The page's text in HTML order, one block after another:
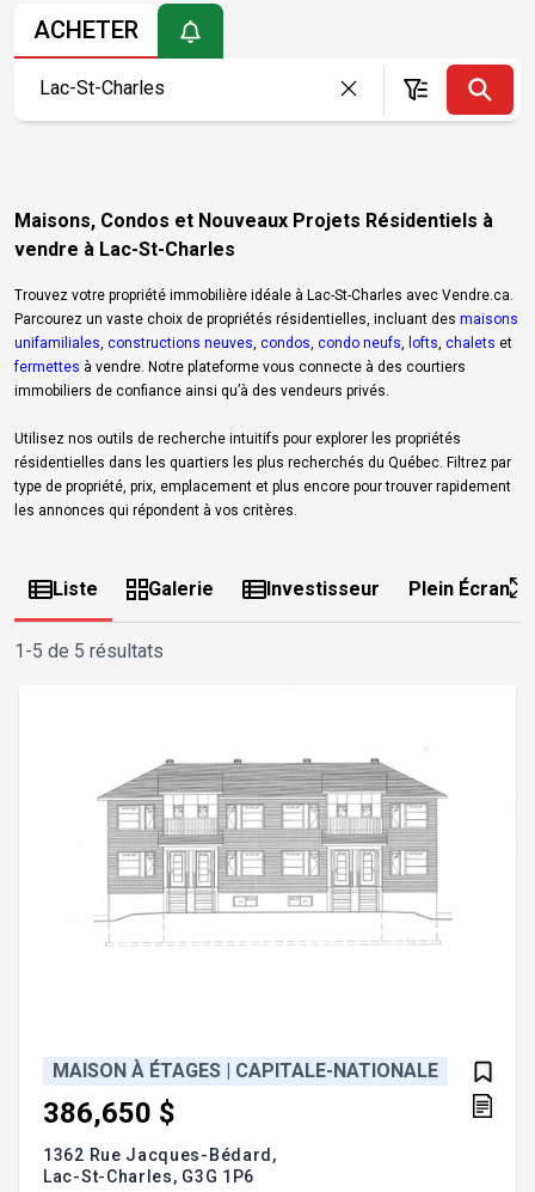
ACHETER
Maisons, Condos et Nouveaux Projets Résidentiels à
vendre à Lac-St-Charles
Trouvez votre propriété immobilière idéale à Lac-St-Charles avec Vendre.ca.
Parcourez un vaste choix de propriétés résidentielles, incluant des maisons
unifamiliales constructions neuves condos condo neufs lofts chalets et
fermettes à vendre. Notre plateforme vous connecte à des courtiers
immobiliers de confiance ainsi qu’à des vendeurs privés.
Utilisez nos outils de recherche intuitifs pour explorer les propriétés
résidentielles dans les quartiers les plus recherchés du Québec. Filtrez par
type de propriété, prix, emplacement et plus encore pour trouver rapidement
les annonces qui répondent à vos critères.
Liste Galerie Investisseur Plein Écran
1-5 de 5 résultats
MAISON À ÉTAGES | CAPITALE-NATIONALE
386,650 $
1362 Rue Jacques-Bédard,
Lac-St-Charles, G3G 1P6